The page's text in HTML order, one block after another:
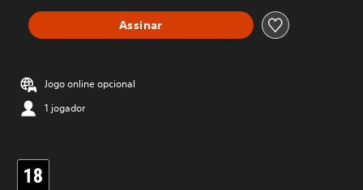
Assinar
Jogo online opcional
1 jogador